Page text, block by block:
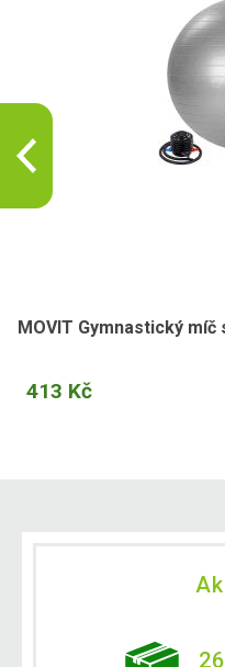
MOVIT Gymnastický
413 Kč